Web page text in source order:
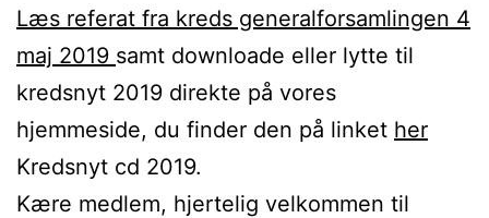
Læs referat fra kreds generalforsamlingen 4
maj 2019 samt downloade eller lytte til
kredsnyt 2019 direkte på vores
hjemmeside, du finder den på linket her
Kredsnyt cd 2019.
Kære medlem, hjertelig velkommen til